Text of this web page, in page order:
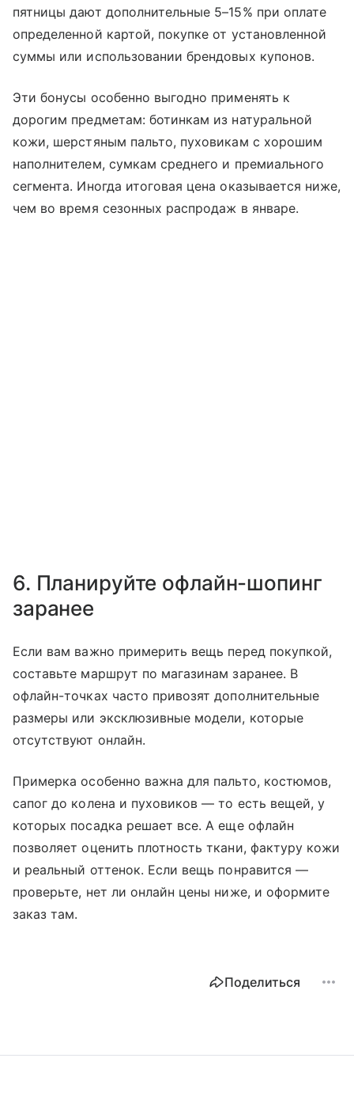
пятницы дают дополнительные 5–15% при оплате
определенной картой, покупке от установленной
суммы или использовании брендовых купонов.
Эти бонусы особенно выгодно применять к
дорогим предметам: ботинкам из натуральной
кожи, шерстяным пальто, пуховикам с хорошим
наполнителем, сумкам среднего и премиального
сегмента. Иногда итоговая цена оказывается ниже,
чем во время сезонных распродаж в январе.
6. Планируйте офлайн-шопинг
заранее
Если вам важно примерить вещь перед покупкой,
составьте маршрут по магазинам заранее. В
офлайн-точках часто привозят дополнительные
размеры или эксклюзивные модели, которые
отсутствуют онлайн.
Примерка особенно важна для пальто, костюмов,
сапог до колена и пуховиков — то есть вещей, у
которых посадка решает все. А еще офлайн
позволяет оценить плотность ткани, фактуру кожи
и реальный оттенок. Если вещь понравится —
проверьте, нет ли онлайн цены ниже, и оформите
заказ там.
Поделиться